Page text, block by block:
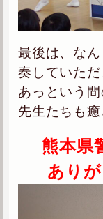
最後は、なん
奏していた
あっという
先生たちも
熊本県
あり